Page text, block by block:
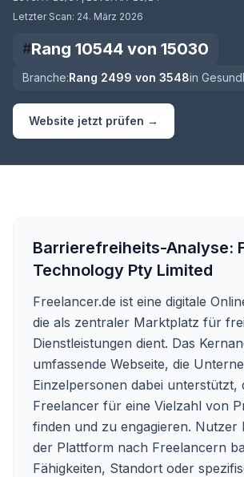
Letzter Scan: 24. März 2026
#Rang 10544 von 15030
Branche:Rang 2499 von 3548in
Website jetzt prüfen →
Barrierefreiheits-Analyse:
Technology Pty Limited
Freelancer.de ist eine digitale
die als zentraler Marktplatz für
Dienstleistungen dient. Das
umfassende Webseite, die
Einzelpersonen dabei unterstützt,
Freelancer für eine Vielzahl von
finden und zu engagieren. Nutzer
der Plattform nach Freelancern
Fähigkeiten, Standort oder